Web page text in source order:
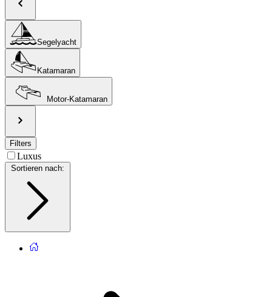
Segelyacht
Katamaran
Motor-Katamaran
Filters
Luxus
Sortieren nach